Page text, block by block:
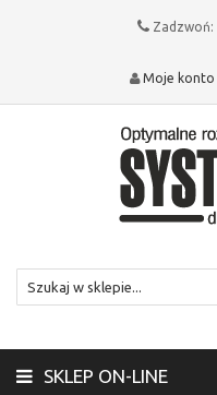
Zadzwoń:
Moje konto
SKLEP ON-LINE